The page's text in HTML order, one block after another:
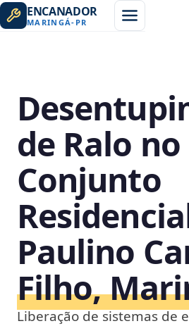
ENCANADOR
MARINGÁ- PR
de Ralo no
Conjunto
Paulino
Filho,
Liberação de sistemas de